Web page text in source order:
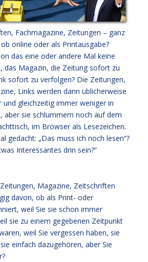
Fachmagazine, Zeitungen – ganz
online oder als Printausgabe?
das eine oder andere Mal keine
das Magazin, die Zeitung sofort zu
sofort zu verfolgen? Die Zeitungen,
Links werden dann üblicherweise
gleichzeitig immer weniger in
aber sie schlummern noch auf dem
im Browser als Lesezeichen.
gedacht: „Das muss ich noch lesen“?
Interessantes drin sein?“
Magazine, Zeitschriften
davon, ob als Print- oder
weil Sie sie schon immer
sie zu einem gegebenen Zeitpunkt
weil Sie vergessen haben, sie
einfach dazugehören, aber Sie